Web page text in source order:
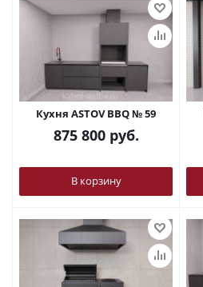
Кухня ASTOV BBQ № 59
875 800руб.
В корзину